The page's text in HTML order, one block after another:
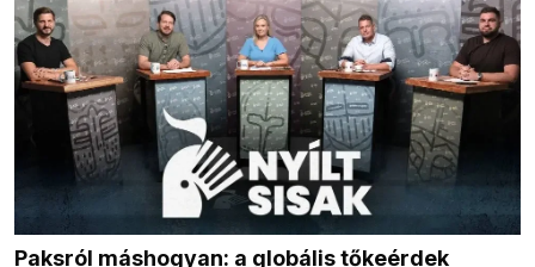
Paksról máshogyan: a globális tőkeérdek